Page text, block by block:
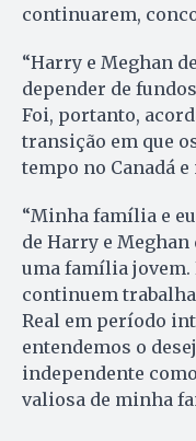
continuarem,
“Harry e Meghan
depender de
Foi, portanto,
transição em que
tempo no Canadá
“Minha família e
de Harry e
uma família jovem.
continuem
Real em período
entendemos o
independente
valiosa de minha